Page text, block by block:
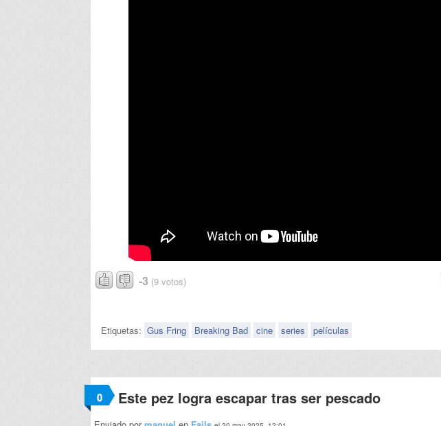
-3 (9 votos)
Etiquetas: Gus Fring Breaking Bad cine series películas
0 Este pez logra escapar tras ser pescado